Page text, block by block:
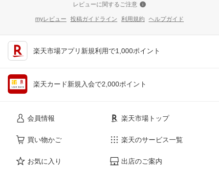
レビューに関するご注意
myレビュー 投稿ガイドライン 利用規約 ヘルプガイド
楽天市場アプリ新規利用で1,000ポイント
楽天カード新規入会で2,000ポイント
会員情報
買い物かご
お気に入り
楽天市場トップ
楽天のサービス一覧
出店のご案内